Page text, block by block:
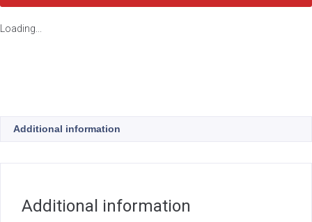
Loading...
Additional information
Additional information